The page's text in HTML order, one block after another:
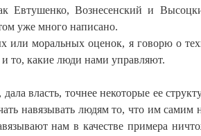
Евтушенко, Вознесенский и
уже много написано.
или моральных оценок, я говорю о
то, какие люди нами управляют.
власть, точнее некоторые ее
навязывать людям то, что им самим
нам в качестве примера